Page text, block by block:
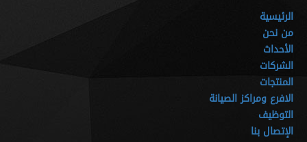
الرئيسية
من نحن
الأحداث
الشركات
المنتجات
الافرع ومراكز الصيانة
التوظيف
الإتصال بنا